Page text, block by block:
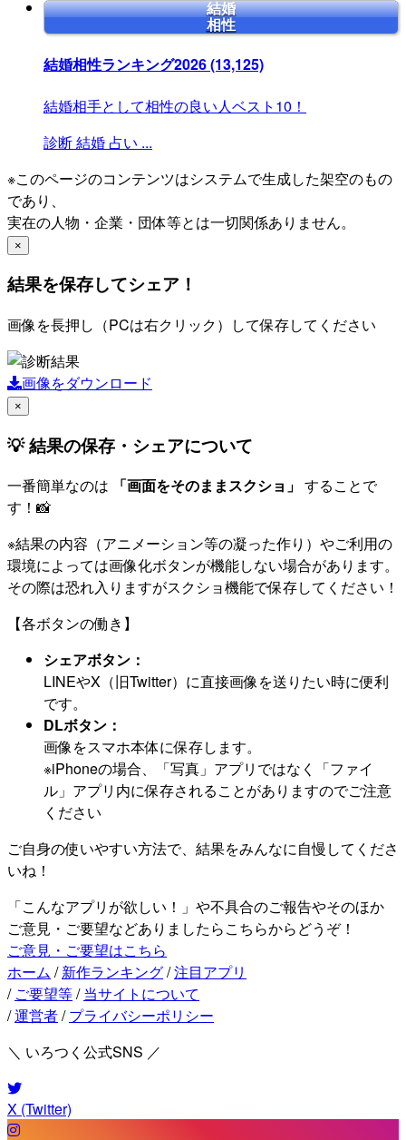
結婚
相性
結婚相性ランキング2026(13,125)
結婚相手として相性の良い人ベスト10！
診断結婚 占い ...
※このページのコンテンツはシステムで生成した架空のもの
であり、
実在の人物・企業・団体等とは一切関係ありません。
×
結果を保存してシェア！
画像を長押し（PCは右クリック）して保存してください
画像をダウンロード
×
💡 結果の保存・シェアについて
一番簡単なのは 「画面をそのままスクショ」 することで
す！📸
※結果の内容（アニメーション等の凝った作り）やご利用の
環境によっては画像化ボタンが機能しない場合があります。
その際は恐れ入りますがスクショ機能で保存してください！
【各ボタンの働き】
シェアボタン：
LINEやX（旧Twitter）に直接画像を送りたい時に便利
です。
DLボタン：
画像をスマホ本体に保存します。
※iPhoneの場合、「写真」アプリではなく「ファイ
ル」アプリ内に保存されることがありますのでご注意
ください
ご自身の使いやすい方法で、結果をみんなに自慢してくださ
いね！
「こんなアプリが欲しい！」や不具合のご報告やそのほか
ご意見・ご要望などありましたらこちらからどうぞ！
ご意見・ご要望はこちら
ホーム / 新作ランキング/注目アプリ
/ ご要望等/ 当サイトについて
/運営者/ プライバシーポリシー
＼ いろつく公式SNS ／
X (Twitter)